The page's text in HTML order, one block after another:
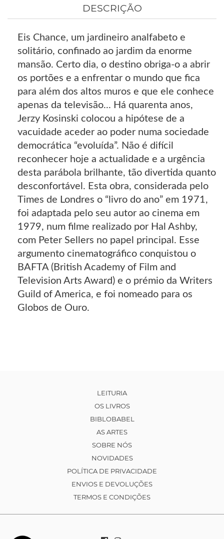
DESCRIÇÃO
Eis Chance, um jardineiro analfabeto e
solitário, confinado ao jardim da enorme
mansão. Certo dia, o destino obriga-o a abrir
os portões e a enfrentar o mundo que fica
para além dos altos muros e que ele conhece
apenas da televisão... Há quarenta anos,
Jerzy Kosinski colocou a hipótese de a
vacuidade aceder ao poder numa sociedade
democrática “evoluída”. Não é difícil
reconhecer hoje a actualidade e a urgência
desta parábola brilhante, tão divertida quanto
desconfortável. Esta obra, considerada pelo
Times de Londres o “livro do ano” em 1971,
foi adaptada pelo seu autor ao cinema em
1979, num filme realizado por Hal Ashby,
com Peter Sellers no papel principal. Esse
argumento cinematográfico conquistou o
BAFTA (British Academy of Film and
Television Arts Award) e o prémio da Writers
Guild of America, e foi nomeado para os
Globos de Ouro.
LEITURIA
OS LIVROS
BIBLOBABEL
AS ARTES
SOBRE NÓS
NOVIDADES
POLÍTICA DE PRIVACIDADE
ENVIOS E DEVOLUÇÕES
TERMOS E CONDIÇÕES